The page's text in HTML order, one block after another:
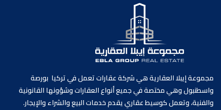
مجموعة إيبلا العقارية هي شركة عقارات تعمل في تركيا بورصة
واسطنبول وهي مختصة في جميع أنواع العقارات وشؤونها القانونية
والفنية، وتعمل كوسيط عقاري يقدم خدمات البيع والشراء والإيجار.